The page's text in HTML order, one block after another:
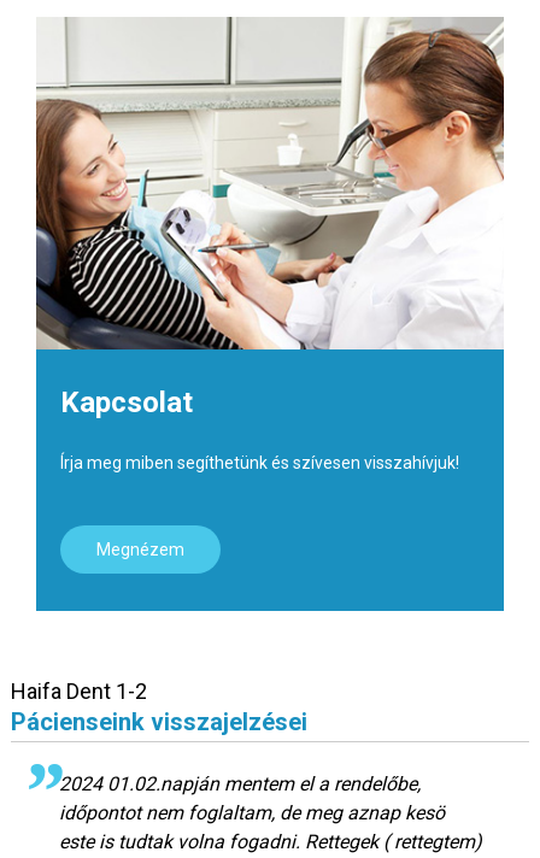
Kapcsolat
Írja meg miben segíthetünk és szívesen visszahívjuk!
Megnézem
Haifa Dent 1-2
Pácienseink visszajelzései
2024 01.02.napján mentem el a rendelőbe,
időpontot nem foglaltam, de meg aznap kesö
este is tudtak volna fogadni. Rettegek ( rettegtem)